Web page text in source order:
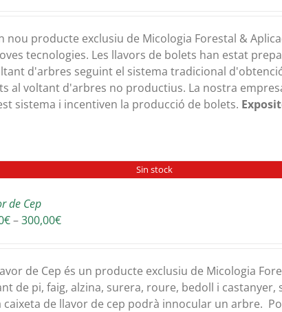
nou producte exclusiu de Micologia Forestal &
tecnologies. Les llavors de bolets han estat
d'arbres seguint el sistema tradicional
al voltant d'arbres no productius. La nostra
sistema i incentiven la producció de bolets.
Sin stock
de Cep
€–300,00€Interval
30,00€
a
300,00€
de Cep és un producte exclusiu de Micologia
de pi, faig, alzina, surera, roure, bedoll i
caixeta de llavor de cep podrà innocular un arbre.